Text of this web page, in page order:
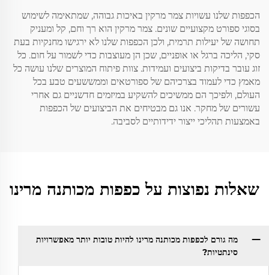
הכפפות שלנו עשויות צמר מרקין באיכות גבוהה, שמתאימה לשימוש
בסוגי ספורט מקצועיים שונים. צמר מרקין הוא רך וחם, קל ומעניק
תחושה של יעילות תרמית, ולכן הכפפות שלנו לא ירגישו מחנקיות בעת
סקי, הליכה ברגל או אופניים, שכן הן מעוצבות כדי לשמור על חום. כל
זוג עובר בדיקות ביצועים ועמידות. צוות פיתוח המוצרים שלנו עושה כל
מאמץ כדי לעמוד בצרכיהם של ספורטאים וממששעים טבע בכל
העולם, ולפיכך הם ממשיכים להשקיע במיזמים חדשניים גם אחרי
עשורים של מחקר. אנו גם מבטיחים את הביצועים של הכפפות
באמצעות תהליכי ייצור ידידותיים לסביבה.
שאלות נפוצות על כפפות מכותנה מרינו
מה גורם לכפפות מכותנה מרינו להיות טובות יותר מאפשרויות
סינתטיות?